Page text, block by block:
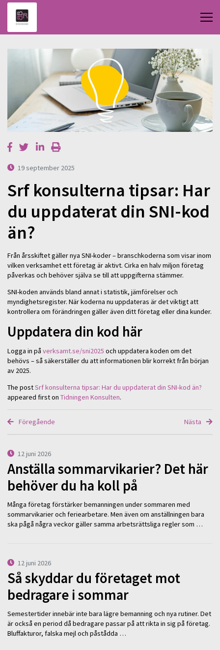
19 september 2025
Srf konsulterna tipsar: Har
du uppdaterat din SNI-kod
än?
Från årsskiftet gäller nya SNI-koder – branschkoderna som visar inom
vilken verksamhet ett företag är aktivt. Cirka en halv miljon företag
påverkas och behöver själva se till att uppgifterna stämmer.
SNI-koden används bland annat i statistik, jämförelser och
myndighetsregister. När koderna nu uppdateras är det viktigt att
kontrollera om förändringen gäller även ditt företag eller dina kunder.
Uppdatera din kod här
Logga in på verksamt.se/sni2025 och uppdatera koden om det
behövs – så säkerställer du att informationen blir korrekt från början
av 2025.
The postSrf konsulterna tipsar: Har du uppdaterat din SNI-kod än?
appeared first on Tidningen Konsulten.
Föregående Nästa
12 juni 2026
Anställa sommarvikarier? Det här
behöver du ha koll på
Många företag förstärker bemanningen under sommaren med
sommarvikarier och feriearbetare. Men även om anställningen bara
ska pågå några veckor gäller samma arbetsrättsliga regler som …
12 juni 2026
Så skyddar du företaget mot
bedragare i sommar
Semestertider innebär inte bara lägre bemanning och nya rutiner. Det
är också en period då bedragare passar på att rikta in sig på företag.
Bluffakturor, falska mejl och påstådda …